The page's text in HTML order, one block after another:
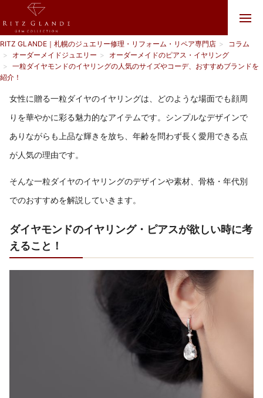
RITZ GLANDE｜札幌のジュエリー修理・リフォーム・リペア専門店
コラム
オーダーメイドジュエリー
オーダーメイドのピアス・イヤリング
一粒ダイヤモンドのイヤリングの人気のサイズやコーデ、おすすめブランドを
紹介！
女性に贈る一粒ダイヤのイヤリングは、どのような場面でも顔周
りを華やかに彩る魅力的なアイテムです。シンプルなデザインで
ありながらも上品な輝きを放ち、年齢を問わず長く愛用できる点
が人気の理由です。
そんな一粒ダイヤのイヤリングのデザインや素材、骨格・年代別
でのおすすめを解説していきます。
ダイヤモンドのイヤリング・ピアスが欲しい時に考
えること！